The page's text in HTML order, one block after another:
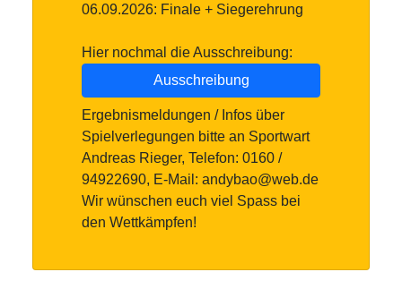
06.09.2026: Finale + Siegerehrung
Hier nochmal die Ausschreibung:
Ausschreibung
Ergebnismeldungen / Infos über
Spielverlegungen bitte an Sportwart
Andreas Rieger, Telefon: 0160 /
94922690, E-Mail: andybao@web.de
Wir wünschen euch viel Spass bei
den Wettkämpfen!